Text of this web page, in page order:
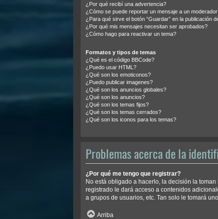
¿Por qué recibí una advertencia?
¿Cómo se puede reportar un mensaje a un
¿Para qué sirve el botón “Guardar” en la publicación
¿Por qué mis mensajes necesitan ser aprobados?
¿Cómo hago para reactivar un tema?
Formatos y tipos de temas
¿Qué es el código BBCode?
¿Puedo usar HTML?
¿Qué son los emoticonos?
¿Puedo publicar imagenes?
¿Qué son los anuncios globales?
¿Qué son los anuncios?
¿Qué son los temas fijos?
¿Qué son los temas cerrados?
¿Qué son los iconos para los temas?
Problemas acerca de la
¿Por qué me tengo que registrar?
No está obligado a hacerlo, la decisión la
registrado le dará acceso a contenidos
a grupos de usuarios, etc. Tan solo le tomará
Arriba